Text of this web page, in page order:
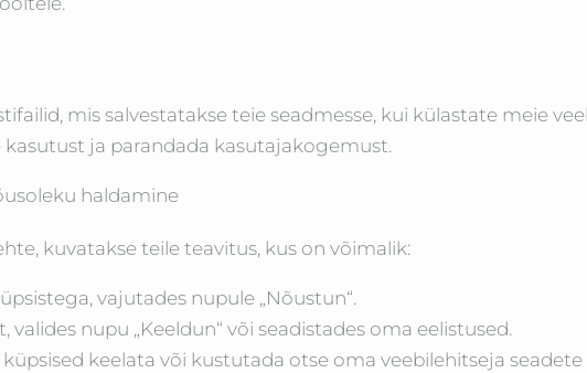
mis salvestatakse teie seadmesse, kui külastate meie
kasutust ja parandada kasutajakogemust.
haldamine
kuvatakse teile teavitus, kus on võimalik:
vajutades nupule „Nõustun“.
valides nupu „Keeldun“ või seadistades oma eelistused.
keelata või kustutada otse oma veebilehitseja seadete